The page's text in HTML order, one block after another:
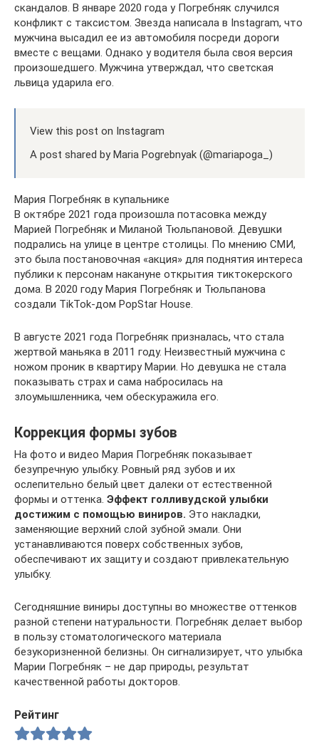
скандалов. В январе 2020 года у Погребняк случился
конфликт с таксистом. Звезда написала в Instagram, что
мужчина высадил ее из автомобиля посреди дороги
вместе с вещами. Однако у водителя была своя версия
произошедшего. Мужчина утверждал, что светская
львица ударила его.
View this post on Instagram
A post shared by Maria Pogrebnyak (@mariapoga_)
Мария Погребняк в купальнике
В октябре 2021 года произошла потасовка между
Марией Погребняк и Миланой Тюльпановой. Девушки
подрались на улице в центре столицы. По мнению СМИ,
это была постановочная «акция» для поднятия интереса
публики к персонам накануне открытия тиктокерского
дома. В 2020 году Мария Погребняк и Тюльпанова
создали TikTok-дом PopStar House.
В августе 2021 года Погребняк призналась, что стала
жертвой маньяка в 2011 году. Неизвестный мужчина с
ножом проник в квартиру Марии. Но девушка не стала
показывать страх и сама набросилась на
злоумышленника, чем обескуражила его.
Коррекция формы зубов
На фото и видео Мария Погребняк показывает
безупречную улыбку. Ровный ряд зубов и их
ослепительно белый цвет далеки от естественной
формы и оттенка. Эффект голливудской улыбки
достижим с помощью виниров. Это накладки,
заменяющие верхний слой зубной эмали. Они
устанавливаются поверх собственных зубов,
обеспечивают их защиту и создают привлекательную
улыбку.
Сегодняшние виниры доступны во множестве оттенков
разной степени натуральности. Погребняк делает выбор
в пользу стоматологического материала
безукоризненной белизны. Он сигнализирует, что улыбка
Марии Погребняк – не дар природы, результат
качественной работы докторов.
Рейтинг